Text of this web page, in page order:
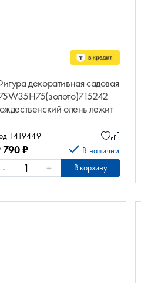
декоративная садовая
олень лежит
1419449
790₽ В наличии
- + В корзину